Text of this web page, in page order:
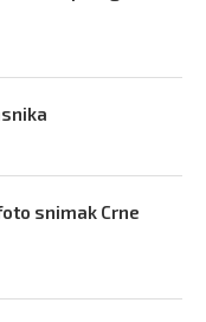
snimak Crne